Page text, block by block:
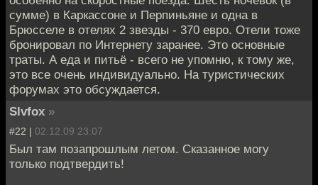
сумме) в Каркассоне и Перпиньяне и одна в
Брюсселе в отелях 2 звезды - 370 евро. Отели тоже
бронировал по Интернету заранее. Это основные
траты. А еда и питьё - всего не упомню, к тому же,
это все очень индивидуально. На туристических
форумах это обсуждается.
Slvfox »
#22 | 02.12.09 23:07
Был там позапрошлым летом. Сказанное могу
только подтвердить!